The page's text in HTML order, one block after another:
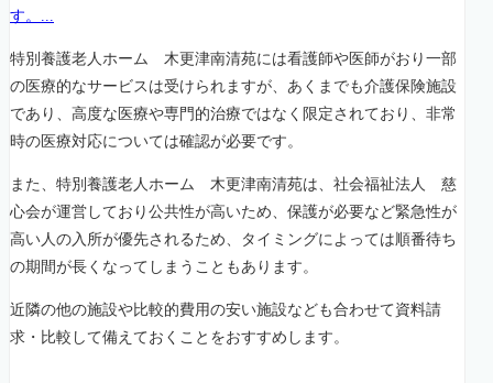
す。...
特別養護老人ホーム 木更津南清苑には看護師や医師がおり一部
の医療的なサービスは受けられますが、あくまでも介護保険施設
であり、高度な医療や専門的治療ではなく限定されており、非常
時の医療対応については確認が必要です。
また、特別養護老人ホーム 木更津南清苑は、社会福祉法人 慈
心会が運営しており公共性が高いため、保護が必要など緊急性が
高い人の入所が優先されるため、タイミングによっては順番待ち
の期間が長くなってしまうこともあります。
近隣の他の施設や比較的費用の安い施設なども合わせて資料請
求・比較して備えておくことをおすすめします。